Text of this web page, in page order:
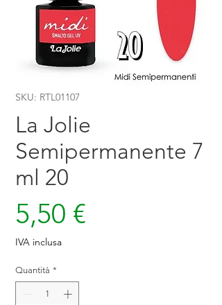
SKU: RTL01107
La Jolie
Semipermanente 7
ml 20
5,50 €
IVA inclusa
Quantità *